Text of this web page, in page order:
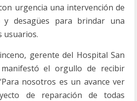
urgencia una intervención de
y desagües para brindar una
usuarios.
gerente del Hospital San
manifestó el orgullo de recibir
nosotros es un avance ver
de reparación de todas